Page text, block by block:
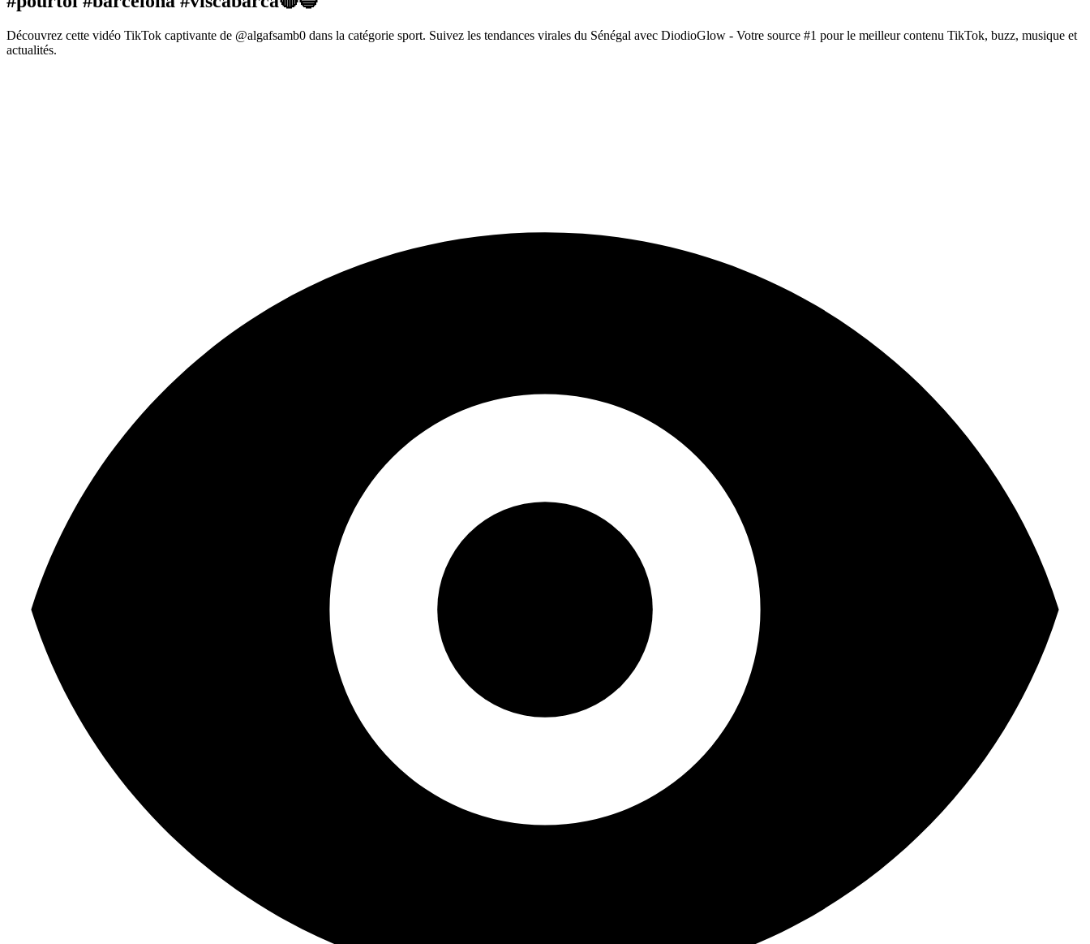
Découvrez cette vidéo TikTok captivante de @algafsamb0 dans la catégorie sport. Suivez les tendances virales du Sénégal avec DiodioGlow - Votre source #1 pour le meilleur contenu TikTok, buzz, musique et
actualités.